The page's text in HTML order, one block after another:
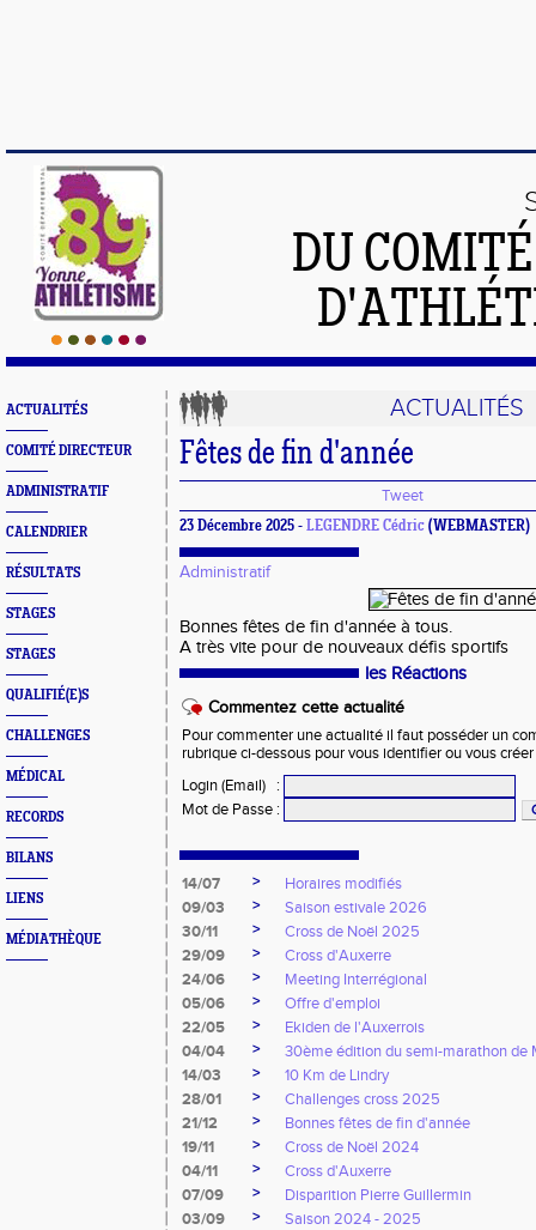
DU
ACTUALITÉS
COMITÉ DIRECTEUR
ADMINISTRATIF
CALENDRIER
RÉSULTATS
STAGES
STAGES
QUALIFIÉ(E)S
CHALLENGES
MÉDICAL
RECORDS
BILANS
LIENS
MÉDIATHÈQUE
ACTUALITÉS
Fêtes de fin d'année
Tweet
23 Décembre 2025 - LEGENDRE Cédric (WEBMASTER)
Administratif
Bonnes fêtes de fin d'année à tous.
A très vite pour de nouveaux défis sportifs
les Réactions
Commentez cette actualité
Pour commenter une actualité il faut posséder un
rubrique ci-dessous pour vous identifier ou vous
Login (Email)
:
Mot de Passe :
14/07 >
Horaires modifiés
09/03
>
Saison estivale 2026
30/11
>
Cross de Noël 2025
29/09
>
Cross d'Auxerre
24/06
>
Meeting Interrégional
05/06
>
Offre d'emploi
22/05
>
Ekiden de l'Auxerrois
04/04
>
30ème édition du semi-marathon de
14/03
>
10 Km de Lindry
28/01
>
Challenges cross 2025
21/12
>
Bonnes fêtes de fin d'année
19/11
>
Cross de Noël 2024
04/11
>
Cross d'Auxerre
07/09
>
Disparition Pierre Guillermin
03/09
>
Saison 2024 - 2025